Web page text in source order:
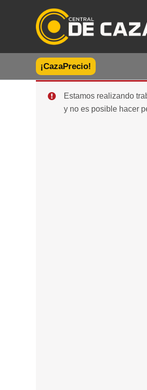
¡CazaPrecio!
Estamos realizando
y no es posible hacer